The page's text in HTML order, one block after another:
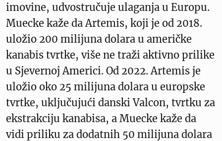
imovine, udvostručuje ulaganja u Europu.
Muecke kaže da Artemis, koji je od 2018.
uložio 200 milijuna dolara u američke
kanabis tvrtke, više ne traži aktivno prilike
u Sjevernoj Americi. Od 2022. Artemis je
uložio oko 25 milijuna dolara u europske
tvrtke, uključujući danski Valcon, tvrtku za
ekstrakciju kanabisa, a Muecke kaže da
vidi priliku za dodatnih 50 milijuna dolara